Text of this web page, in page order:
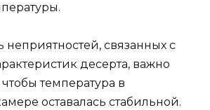
неприятностей, связанных с
десерта, важно
температура в
оставалась стабильной.